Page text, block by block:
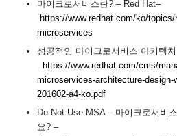
마이크로서비스란? – Red Hat–
https://www.redhat.com/ko/
microservices
성공적인 마이크로서비스 아키텍
https://www.redhat.com/cms/
microservices-architecture-design-
201602-a4-ko.pdf
Do Not Use MSA – 마이크로서비
요? –